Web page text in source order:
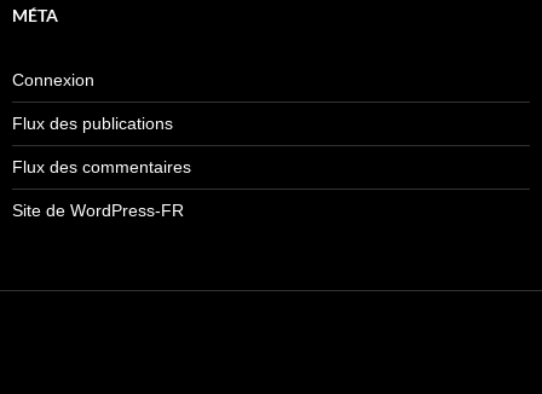
MÉTA
Connexion
Flux des publications
Flux des commentaires
Site de WordPress-FR